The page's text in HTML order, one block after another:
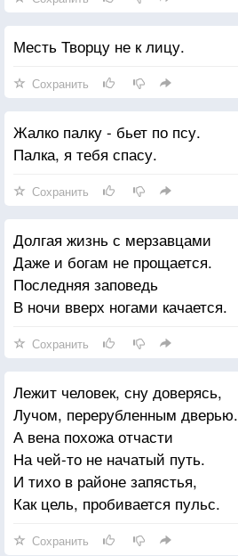
Месть Творцу не к лицу.
Сохранить
Жалко палку - бьет по псу.
Палка, я тебя спасу.
Сохранить
Долгая жизнь с мерзавцами
Даже и богам не прощается.
Последняя заповедь
В ночи вверх ногами качается.
Сохранить
Лежит человек, сну доверясь,
Лучом, перерубленным дверью.
А вена похожа отчасти
На чей-то не начатый путь.
И тихо в районе запястья,
Как цель, пробивается пульс.
Сохранить